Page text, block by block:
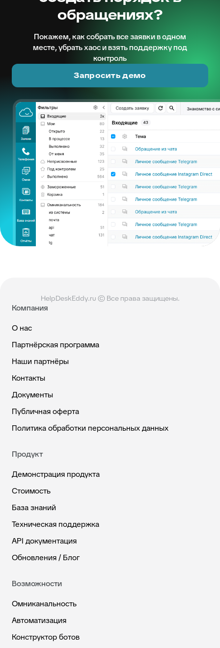
обращениях?
Покажем, как собрать все заявки в одном
месте, убрать хаос и взять поддержку под
контроль
Запросить демо
HelpDeskEddy.ru © Все права защищены.
Компания
О нас
Партнёрская программа
Наши партнёры
Контакты
Документы
Публичная оферта
Политика обработки персональных данных
Продукт
Демонстрация продукта
Стоимость
База знаний
Техническая поддержка
API документация
Обновления / Блог
Возможности
Омниканальность
Автоматизация
Конструктор ботов